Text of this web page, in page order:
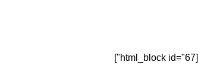
[html_block id="67"]